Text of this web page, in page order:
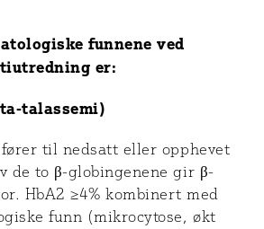
funnene ved
er:
talassemi)
til nedsatt eller opphevet
de to β-globingenene gir β-
HbA2 ≥4% kombinert med
funn (mikrocytose, økt